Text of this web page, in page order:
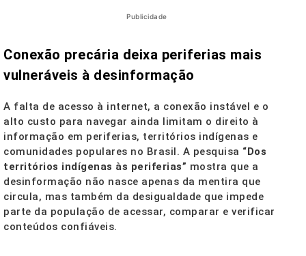
Publicidade
Conexão precária deixa periferias mais
vulneráveis à desinformação
A falta de acesso à internet, a conexão instável e o
alto custo para navegar ainda limitam o direito à
informação em periferias, territórios indígenas e
comunidades populares no Brasil. A pesquisa “Dos
territórios indígenas às periferias” mostra que a
desinformação não nasce apenas da mentira que
circula, mas também da desigualdade que impede
parte da população de acessar, comparar e verificar
conteúdos confiáveis.